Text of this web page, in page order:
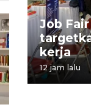
Job
kerja
12 jam lalu